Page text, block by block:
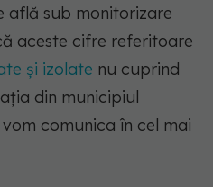
află sub monitorizare
aceste cifre referitoare
și izolate nu cuprind
din municipiul
comunica în cel mai